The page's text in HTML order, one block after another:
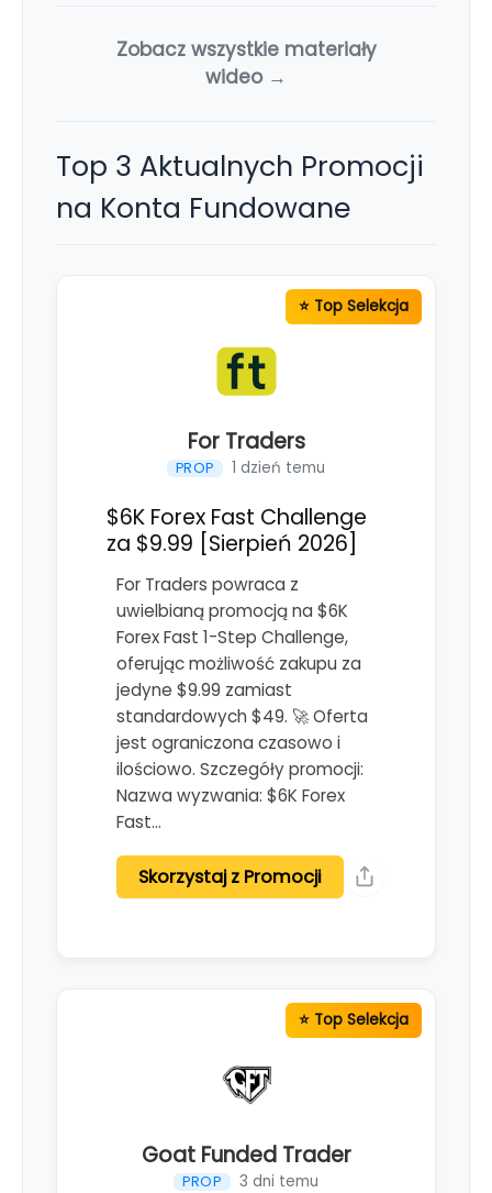
Zobacz wszystkie materiały
wideo →
Top 3 Aktualnych Promocji
na Konta Fundowane
For Traders
PROP 1 dzień temu
$6K Forex Fast Challenge
za $9.99 [Sierpień 2026]
For Traders powraca z
uwielbianą promocją na $6K
Forex Fast 1-Step Challenge,
oferując możliwość zakupu za
jedyne $9.99 zamiast
standardowych $49. 🚀 Oferta
jest ograniczona czasowo i
ilościowo. Szczegóły promocji:
Nazwa wyzwania: $6K Forex
Fast…
Skorzystaj z Promocji
Goat Funded Trader
PROP 3 dni temu